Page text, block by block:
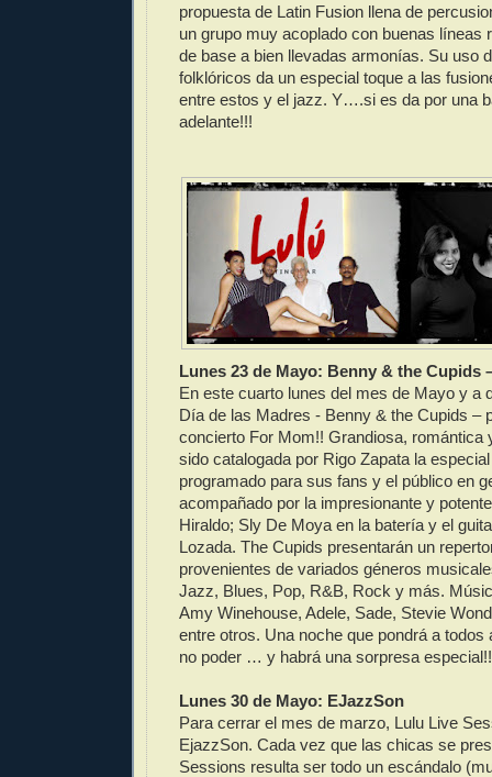
propuesta de Latin Fusion llena de
un grupo muy acoplado con buenas líneas
de base a bien llevadas armonías. Su uso
folklóricos da un especial toque a las
entre estos y el jazz. Y….si es da por una
adelante!!!
Lunes 23 de Mayo: Benny & the Cupids
En este cuarto lunes del mes de Mayo y a
Día de las Madres - Benny & the Cupids –
concierto For Mom!! Grandiosa, romántica
sido catalogada por Rigo Zapata la
programado para sus fans y el público en
acompañado por la impresionante y
Hiraldo; Sly De Moya en la batería y el
Lozada. The Cupids presentarán un
provenientes de variados géneros
Jazz, Blues, Pop, R&B, Rock y más.
Amy Winehouse, Adele, Sade, Stevie
entre otros. Una noche que pondrá a todos
no poder … y habrá una sorpresa
Lunes 30 de Mayo: EJazzSon
Para cerrar el mes de marzo, Lulu Live
EjazzSon. Cada vez que las chicas se
Sessions resulta ser todo un escándalo